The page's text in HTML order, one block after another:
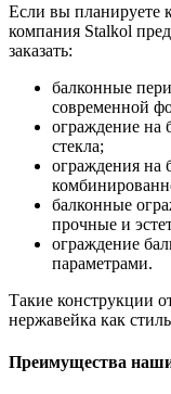
Если вы планируете
компания Stalkol
заказать:
балконные
современной
ограждение на
стекла;
ограждения на
балконные
прочные и
ограждение
параметрами.
Такие конструкции
нержавейка как
Преимущества